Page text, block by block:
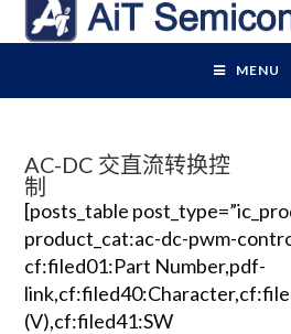
MENU
AC-DC 交直流转换控
制
[posts_table
product_cat:ac-dc-pwm-
cf:filed01:Part Number,pdf-
(V),cf:filed41:SW